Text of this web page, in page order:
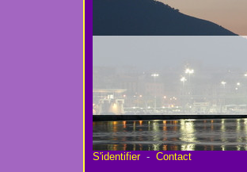
S'identifier - Contact